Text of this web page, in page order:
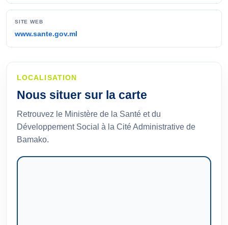
SITE WEB
www.sante.gov.ml
LOCALISATION
Nous situer sur la carte
Retrouvez le Ministère de la Santé et du
Développement Social à la Cité Administrative de
Bamako.